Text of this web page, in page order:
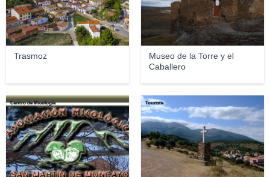
Trasmoz
Museo de la Torre y el
Caballero
Centro de Micología Touriste